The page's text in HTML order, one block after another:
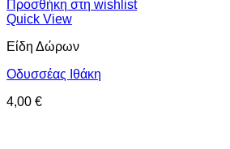
Προσθήκη στη wishlist
Quick View
Είδη Δώρων
Οδυσσέας Ιθάκη
4,00 €